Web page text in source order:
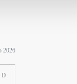
2026
D